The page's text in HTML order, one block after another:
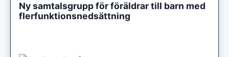
Ny samtalsgrupp för föräldrar till barn med
flerfunktionsnedsättning